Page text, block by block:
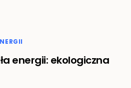
energii: ekologiczna